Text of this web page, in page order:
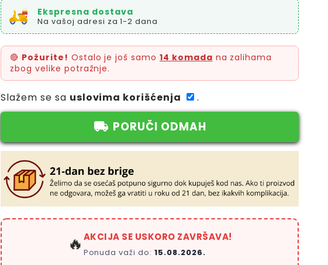
Ekspresna dostava
Na vašoj adresi za 1-2 dana
🔴 Požurite! Ostalo je još samo 14 komada na zalihama
zbog velike potražnje.
Slažem se sa uslovima korišćenja .
PORUČI ODMAH
🔥AKCIJA SE USKORO ZAVRŠAVA!
Ponuda važi do: 15.08.2026.